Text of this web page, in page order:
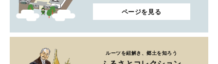
ページを見る
ルーツを紐解き、郷土を知ろう